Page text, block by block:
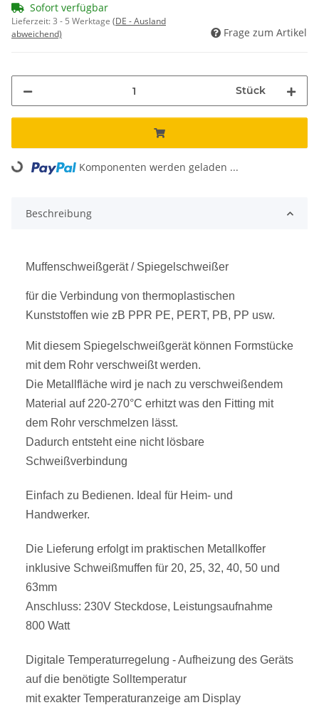
Sofort verfügbar
Lieferzeit:3 - 5 Werktage (DE - Ausland
abweichend)
Frage zum Artikel
Stück
Loading... Komponenten werden geladen ...
Beschreibung
Muffenschweißgerät / Spiegelschweißer
für die Verbindung von thermoplastischen
Kunststoffen wie zB PPR PE, PERT, PB, PP usw.
Mit diesem Spiegelschweißgerät können Formstücke
mit dem Rohr verschweißt werden.
Die Metallfläche wird je nach zu verschweißendem
Material auf 220-270°C erhitzt was den Fitting mit
dem Rohr verschmelzen lässt.
Dadurch entsteht eine nicht lösbare
Schweißverbindung
Einfach zu Bedienen. Ideal für Heim- und
Handwerker.
Die Lieferung erfolgt im praktischen Metallkoffer
inklusive Schweißmuffen für 20, 25, 32, 40, 50 und
63mm
Anschluss: 230V Steckdose, Leistungsaufnahme
800 Watt
Digitale Temperaturregelung - Aufheizung des Geräts
auf die benötigte Solltemperatur
mit exakter Temperaturanzeige am Display